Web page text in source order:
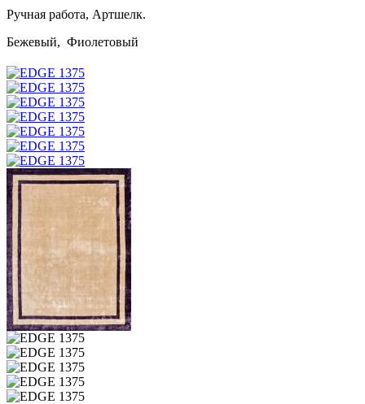
Ручная работа, Артшелк.
Бежевый, Фиолетовый